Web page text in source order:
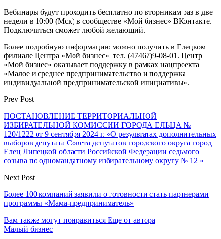
Вебинары будут проходить бесплатно по вторникам раз в две
недели в 10:00 (Мск) в сообществе «Мой бизнес» ВКонтакте.
Подключиться сможет любой желающий.
Более подробную информацию можно получить в Елецком
филиале Центра «Мой бизнес», тел. (47467)9-08-01. Центр
«Мой бизнес» оказывает поддержку в рамках нацпроекта
«Малое и среднее предпринимательство и поддержка
индивидуальной предпринимательской инициативы».
Prev Post
ПОСТАНОВЛЕНИЕ ТЕРРИТОРИАЛЬНОЙ
ИЗБИРАТЕЛЬНОЙ КОМИССИИ ГОРОДА ЕЛЬЦА №
120/1222 от 9 сентября 2024 г. «О результатах дополнительных
выборов депутата Совета депутатов городского округа город
Елец Липецкой области Российской Федерации седьмого
созыва по одномандатному избирательному округу № 12 «
Next Post
Более 100 компаний заявили о готовности стать партнерами
программы «Мама-предприниматель»
Вам также могут понравиться Еще от автора
Малый бизнес